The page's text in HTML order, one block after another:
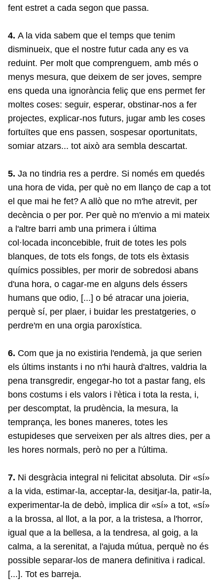
fent estret a cada segon que passa.
4. A la vida sabem que el temps que tenim
disminueix, que el nostre futur cada any es va
reduint. Per molt que comprenguem, amb més o
menys mesura, que deixem de ser joves, sempre
ens queda una ignorància feliç que ens permet fer
moltes coses: seguir, esperar, obstinar-nos a fer
projectes, explicar-nos futurs, jugar amb les coses
fortuïtes que ens passen, sospesar oportunitats,
somiar atzars... tot això ara sembla descartat.
5. Ja no tindria res a perdre. Si només em quedés
una hora de vida, per què no em llanço de cap a tot
el que mai he fet? A allò que no m'he atrevit, per
decència o per por. Per què no m'envio a mi mateix
a l'altre barri amb una primera i última
col·locada inconcebible, fruit de totes les pols
blanques, de tots els fongs, de tots els èxtasis
químics possibles, per morir de sobredosi abans
d'una hora, o cagar-me en alguns dels éssers
humans que odio, [...] o bé atracar una joieria,
perquè sí, per plaer, i buidar les prestatgeries, o
perdre'm en una orgia paroxística.
6. Com que ja no existiria l'endemà, ja que serien
els últims instants i no n'hi haurà d'altres, valdria la
pena transgredir, engegar-ho tot a pastar fang, els
bons costums i els valors i l'ètica i tota la resta, i,
per descomptat, la prudència, la mesura, la
temprança, les bones maneres, totes les
estupideses que serveixen per als altres dies, per a
les hores normals, però no per a l'última.
7. Ni desgràcia integral ni felicitat absoluta. Dir «sí»
a la vida, estimar-la, acceptar-la, desitjar-la, patir-la,
experimentar-la de debò, implica dir «sí» a tot, «sí»
a la brossa, al llot, a la por, a la tristesa, a l'horror,
igual que a la bellesa, a la tendresa, al goig, a la
calma, a la serenitat, a l'ajuda mútua, perquè no és
possible separar-los de manera definitiva i radical.
[...]. Tot es barreja.